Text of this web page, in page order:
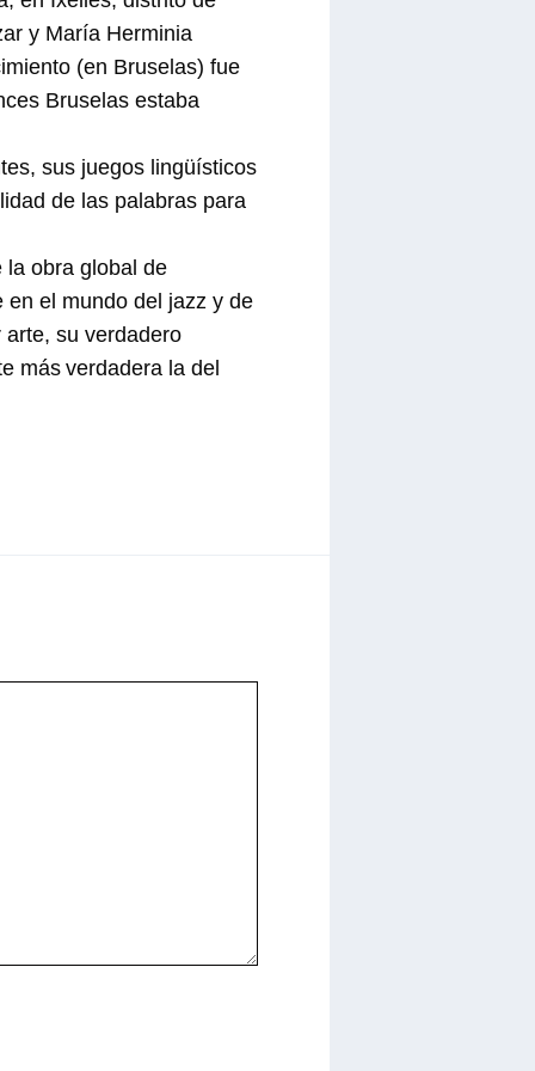
y María Herminia
(en Bruselas) fue
Bruselas estaba
sus juegos lingüísticos
de las palabras para
la obra global de
en el mundo del jazz y de
su verdadero
más verdadera la del